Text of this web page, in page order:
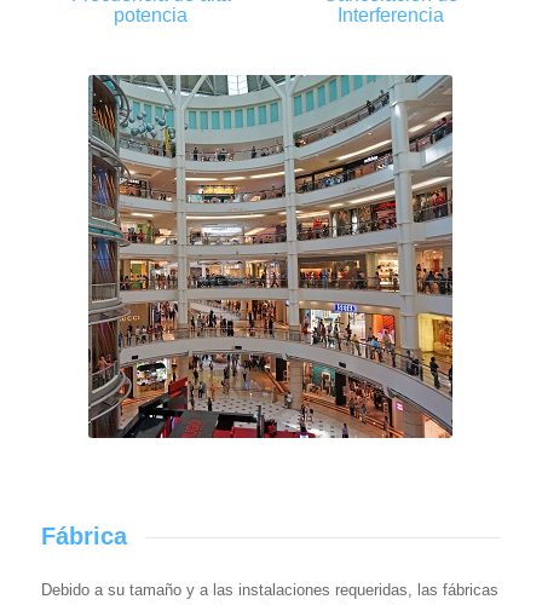
potencia
Interferencia
Fábrica
Debido a su tamaño y a las instalaciones requeridas, las fábricas